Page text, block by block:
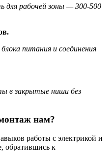
для рабочей зоны — 300-500
питания и соединения
в закрытые ниши без
нам?
работы с электрикой и
обратившись к